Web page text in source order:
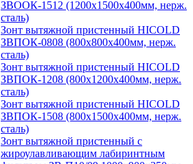
ЗВООК-1512 (1200х1500х400мм, нерж.
сталь)
Зонт вытяжной пристенный HICOLD
ЗВПОК-0808 (800х800х400мм, нерж.
сталь)
Зонт вытяжной пристенный HICOLD
ЗВПОК-1208 (800х1200х400мм, нерж.
сталь)
Зонт вытяжной пристенный HICOLD
ЗВПОК-1508 (800х1500х400мм, нерж.
сталь)
Зонт вытяжной пристенный с
жироулавливающим лабиринтным